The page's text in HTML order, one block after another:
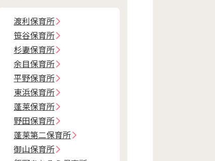
渡利保育所
笹谷保育所
杉妻保育所
余目保育所
平野保育所
東浜保育所
蓬莱保育所
野田保育所
蓬莱第二保育所
御山保育所